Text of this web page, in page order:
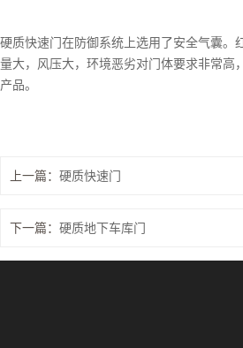
硬质快速门在防御系统上选用了安全气囊。
量大，风压大，环境恶劣对门体要求非常
产品。
上一篇： 硬质快速门
下一篇： 硬质地下车库门